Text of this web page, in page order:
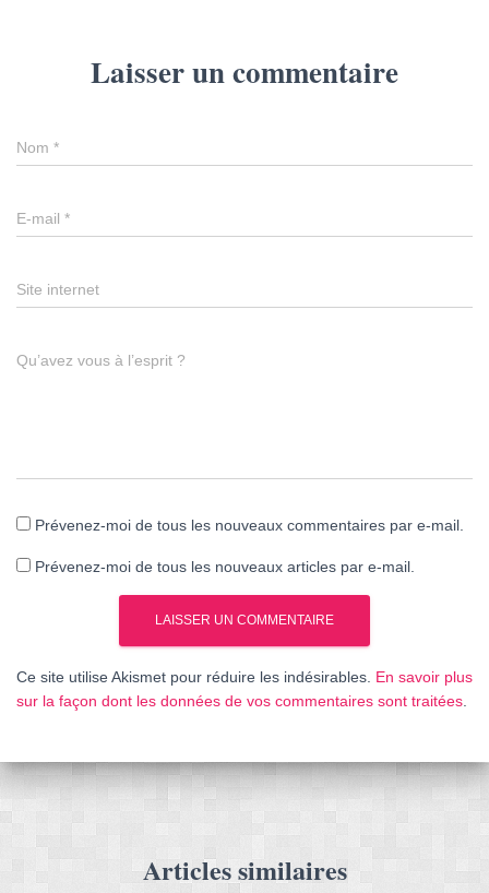
Laisser un commentaire
Nom *
E-mail *
Site internet
Qu’avez vous à l’esprit ?
Prévenez-moi de tous les nouveaux commentaires par e-mail.
Prévenez-moi de tous les nouveaux articles par e-mail.
Ce site utilise Akismet pour réduire les indésirables. En savoir plus
sur la façon dont les données de vos commentaires sont traitées
Articles similaires